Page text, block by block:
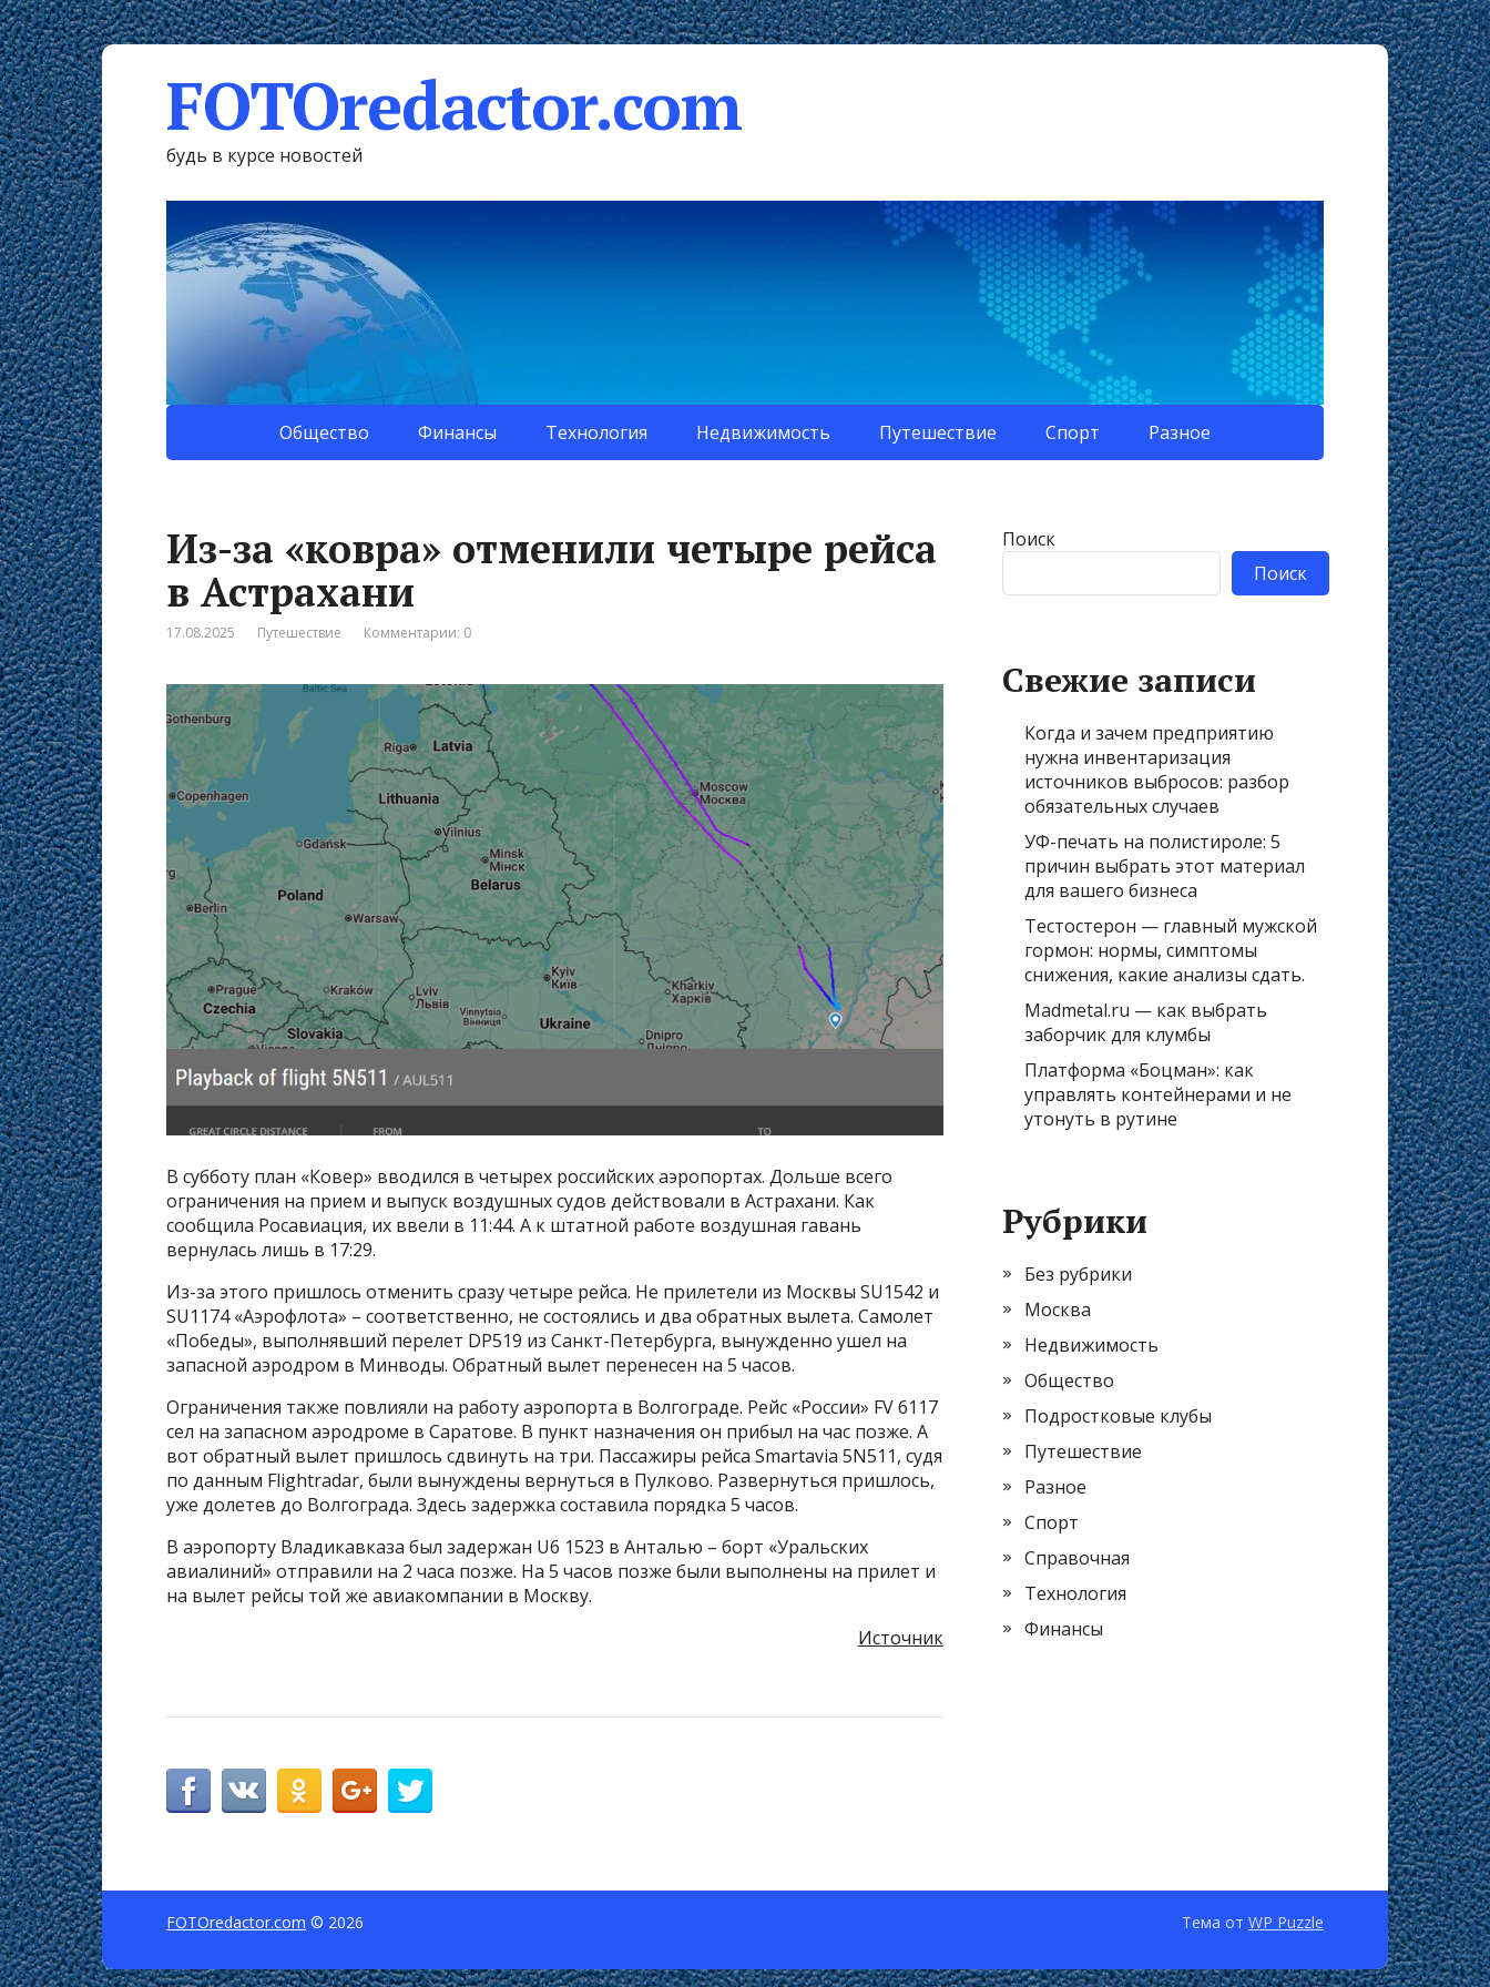
FOTOredactor.com
будь в курсе новостей
Общество Финансы Технология Недвижимость Путешествие Спорт Разное
Из-за «ковра» отменили четыре рейса
в Астрахани
17.08.2025 Путешествие Комментарии: 0
В субботу план «Ковер» вводился в четырех российских аэропортах. Дольше всего
ограничения на прием и выпуск воздушных судов действовали в Астрахани. Как
сообщила Росавиация, их ввели в 11:44. А к штатной работе воздушная гавань
вернулась лишь в 17:29.
Из-за этого пришлось отменить сразу четыре рейса. Не прилетели из Москвы SU1542 и
SU1174 «Аэрофлота» – соответственно, не состоялись и два обратных вылета. Самолет
«Победы», выполнявший перелет DP519 из Санкт-Петербурга, вынужденно ушел на
запасной аэродром в Минводы. Обратный вылет перенесен на 5 часов.
Ограничения также повлияли на работу аэропорта в Волгограде. Рейс «России» FV 6117
сел на запасном аэродроме в Саратове. В пункт назначения он прибыл на час позже. А
вот обратный вылет пришлось сдвинуть на три. Пассажиры рейса Smartavia 5N511, судя
по данным Flightradar, были вынуждены вернуться в Пулково. Развернуться пришлось,
уже долетев до Волгограда. Здесь задержка составила порядка 5 часов.
В аэропорту Владикавказа был задержан U6 1523 в Анталью – борт «Уральских
авиалиний» отправили на 2 часа позже. На 5 часов позже были выполнены на прилет и
на вылет рейсы той же авиакомпании в Москву.
Источник
Поиск
Поиск
Свежие записи
Когда и зачем предприятию
нужна инвентаризация
источников выбросов: разбор
обязательных случаев
УФ-печать на полистироле: 5
причин выбрать этот материал
для вашего бизнеса
Тестостерон — главный мужской
гормон: нормы, симптомы
снижения, какие анализы сдать.
Madmetal.ru — как выбрать
заборчик для клумбы
Платформа «Боцман»: как
управлять контейнерами и не
утонуть в рутине
Рубрики
Без рубрики
Москва
Недвижимость
Общество
Подростковые клубы
Путешествие
Разное
Спорт
Справочная
Технология
Финансы
FOTOredactor.com © 2026 Тема от WP Puzzle